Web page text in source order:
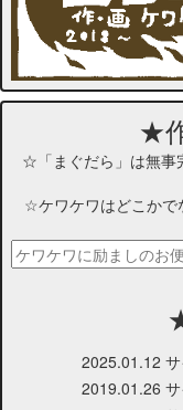
★
☆「まぐだら」は無事
☆ケワケワはどこかで
2025.01.12
2019.01.26